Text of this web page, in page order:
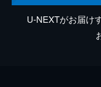
U-NEXTがお届け